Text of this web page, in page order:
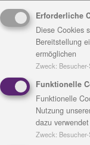
Erforderliche
Diese Cookies
Bereitstellung
ermöglichen
Zweck:
Funktionelle
Funktionelle
Nutzung
dazu
Zweck: